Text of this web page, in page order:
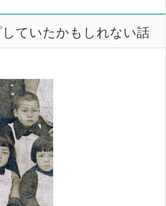
ていたかもしれない話